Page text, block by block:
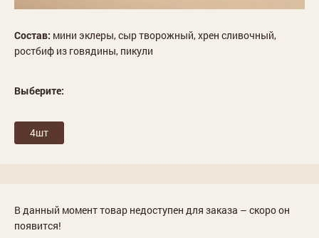
Состав: мини эклеры, сыр творожный, хрен сливочный,
ростбиф из говядины, пикули
Выберите:
4шт
В данный момент товар недоступен для заказа – скоро он
появится!